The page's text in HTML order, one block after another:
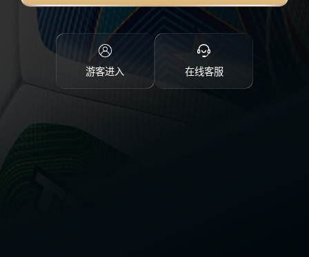
游客进入 在线客服